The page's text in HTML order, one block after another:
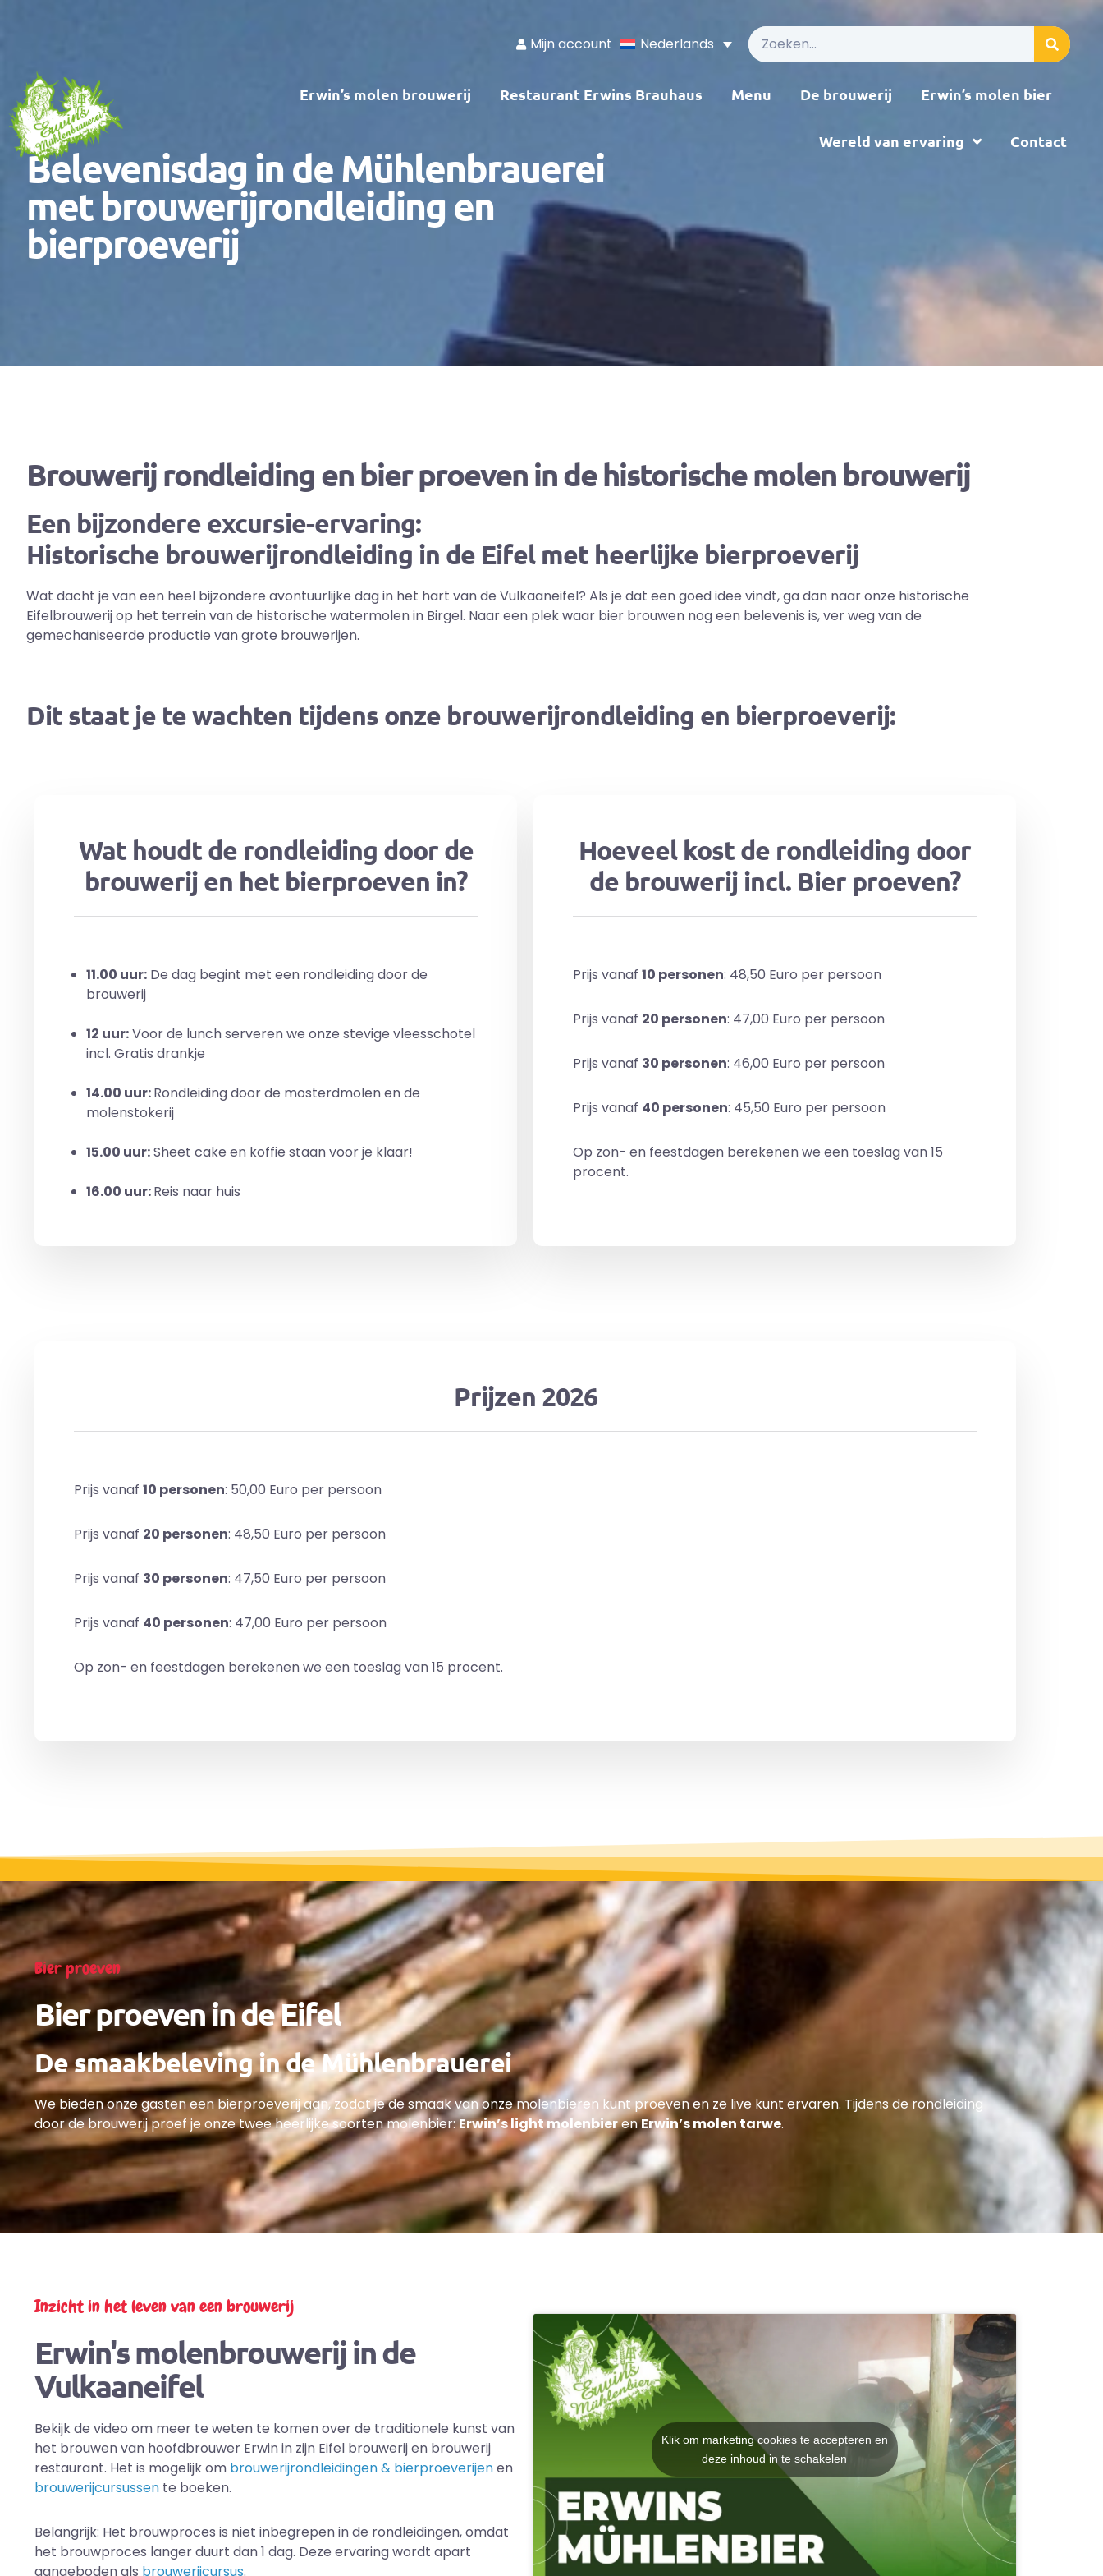
de
inhoud
Mijn account Nederlands
Erwin’s molen brouwerij Restaurant Erwins Brauhaus Menu De brouwerij Erwin’s molen bier
Wereld van ervaring Contact
Belevenisdag in de Mühlenbrauerei
met brouwerijrondleiding en
bierproeverij
Brouwerij rondleiding en bier proeven in de historische molen brouwerij
Een bijzondere excursie-ervaring:
Historische brouwerijrondleiding in de Eifel met heerlijke bierproeverij
Wat dacht je van een heel bijzondere avontuurlijke dag in het hart van de Vulkaaneifel? Als je dat een goed idee vindt, ga dan naar onze historische
Eifelbrouwerij op het terrein van de historische watermolen in Birgel. Naar een plek waar bier brouwen nog een belevenis is, ver weg van de
gemechaniseerde productie van grote brouwerijen.
Dit staat je te wachten tijdens onze brouwerijrondleiding en bierproeverij:
Wat houdt de rondleiding door de
brouwerij en het bierproeven in?
11.00 uur: De dag begint met een rondleiding door de
brouwerij
12 uur:Voor de lunch serveren we onze stevige vleesschotel
incl. Gratis drankje
14.00 uur:Rondleiding door de mosterdmolen en de
molenstokerij
15.00 uur:Sheet cake en koffie staan voor je klaar!
16.00 uur:Reis naar huis
Hoeveel kost de rondleiding door
de brouwerij incl. Bier proeven?
Prijs vanaf 10 personen: 48,50 Euro per persoon
Prijs vanaf 20 personen: 47,00 Euro per persoon
Prijs vanaf 30 personen: 46,00 Euro per persoon
Prijs vanaf 40 personen: 45,50 Euro per persoon
Op zon- en feestdagen berekenen we een toeslag van 15
procent.
Prijzen 2026
Prijs vanaf 10 personen: 50,00 Euro per persoon
Prijs vanaf 20 personen: 48,50 Euro per persoon
Prijs vanaf 30 personen: 47,50 Euro per persoon
Prijs vanaf 40 personen: 47,00 Euro per persoon
Op zon- en feestdagen berekenen we een toeslag van 15 procent.
Bier proeven
Bier proeven in de Eifel
De smaakbeleving in de Mühlenbrauerei
We bieden onze gasten een bierproeverij aan, zodat je de smaak van onze molenbieren kunt proeven en ze live kunt ervaren. Tijdens de rondleiding
door de brouwerij proef je onze twee heerlijke soorten molenbier:Erwin’s light molenbierenErwin’s molen tarwe.
Inzicht in het leven van een brouwerij
Erwin's molenbrouwerij in de
Vulkaaneifel
Bekijk de video om meer te weten te komen over de traditionele kunst van
het brouwen van hoofdbrouwer Erwin in zijn Eifel brouwerij en brouwerij
restaurant. Het is mogelijk om brouwerijrondleidingen & bierproeverijenen
brouwerijcursussen te boeken.
Belangrijk: Het brouwproces is niet inbegrepen in de rondleidingen, omdat
het brouwproces langer duurt dan 1 dag. Deze ervaring wordt apart
aangeboden als brouwerijcursus.
Klik om marketing cookies te accepteren en
deze inhoud in te schakelen